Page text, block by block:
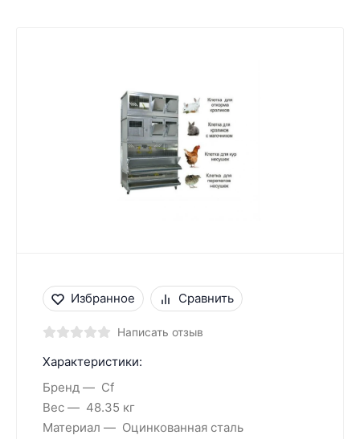
Избранное Сравнить
Написать отзыв
Характеристики:
Бренд
Cf
Вес
48.35 кг
Материал
Оцинкованная сталь